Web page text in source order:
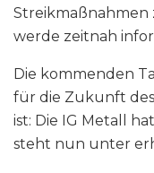
Streikmaßnahmen
werde zeitnah
Die kommenden
für die Zukunft
ist: Die IG Metall
steht nun unter